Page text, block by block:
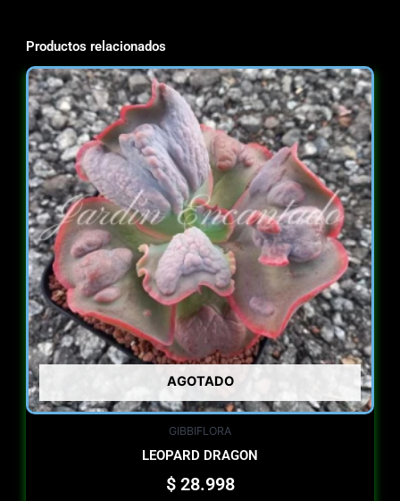
Productos relacionados
AGOTADO
GIBBIFLORA
LEOPARD DRAGON
$28.998